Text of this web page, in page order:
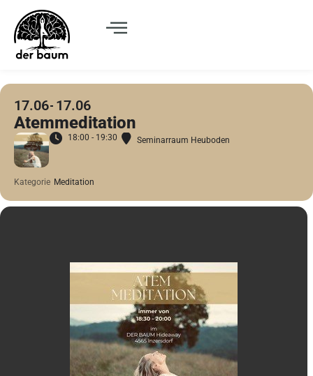
17.06 17.06
Atemmeditation
18:00 - 19:30 Seminarraum Heuboden
Kategorie Meditation